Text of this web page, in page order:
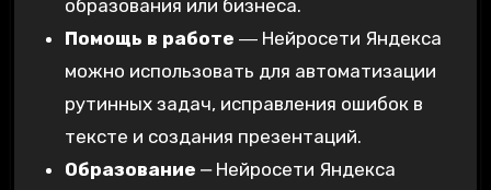
образования или бизнеса.
Помощь в работе ― Нейросети Яндекса
можно использовать для автоматизации
рутинных задач‚ исправления ошибок в
тексте и создания презентаций.
Образование ⎼ Нейросети Яндекса